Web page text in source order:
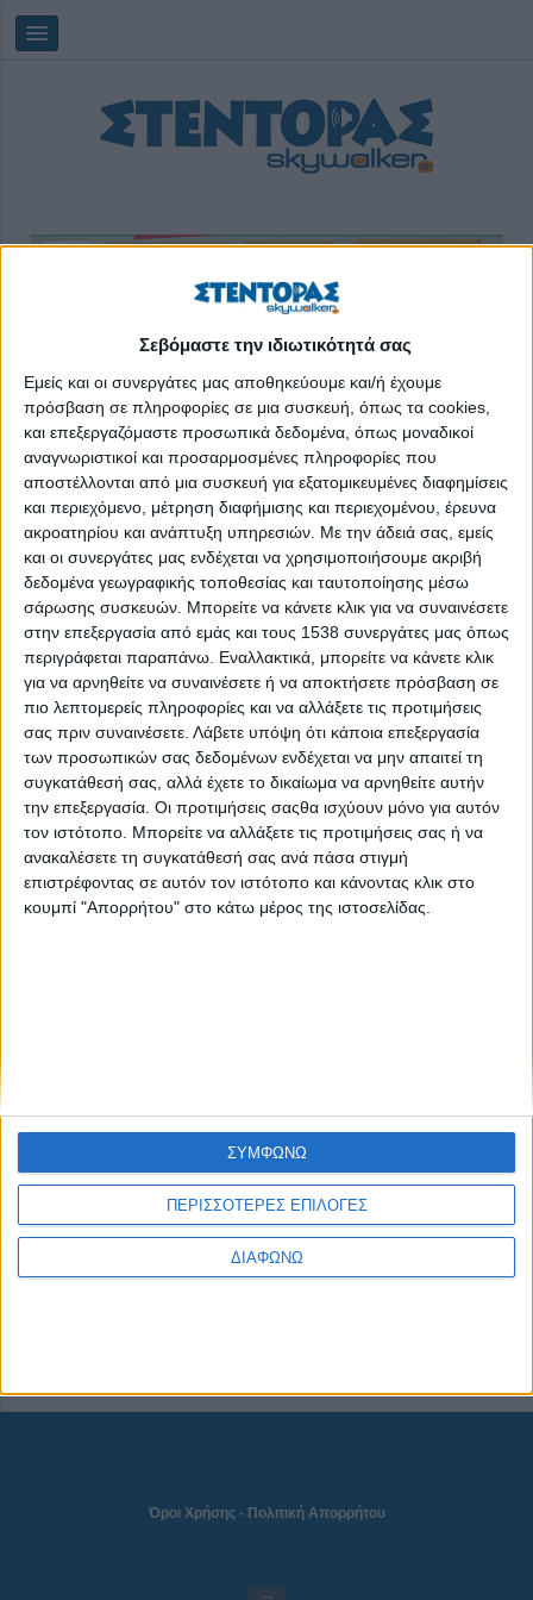
Σεβόμαστε την ιδιωτικότητά σας
Εμείς και οι συνεργάτες μας αποθηκεύουμε και/ή έχουμε
πρόσβαση σε πληροφορίες σε μια συσκευή, όπως τα cookies,
και επεξεργαζόμαστε προσωπικά δεδομένα, όπως μοναδικοί
αναγνωριστικοί και προσαρμοσμένες πληροφορίες που
αποστέλλονται από μια συσκευή για εξατομικευμένες διαφημίσεις
και περιεχόμενο, μέτρηση διαφήμισης και περιεχομένου, έρευνα
ακροατηρίου και ανάπτυξη υπηρεσιών. Με την άδειά σας, εμείς
και οι συνεργάτες μας ενδέχεται να χρησιμοποιήσουμε ακριβή
δεδομένα γεωγραφικής τοποθεσίας και ταυτοποίησης μέσω
σάρωσης συσκευών. Μπορείτε να κάνετε κλικ για να συναινέσετε
στην επεξεργασία από εμάς και τους 1538 συνεργάτες μας όπως
περιγράφεται παραπάνω. Εναλλακτικά, μπορείτε να κάνετε κλικ
για να αρνηθείτε να συναινέσετε ή να αποκτήσετε πρόσβαση σε
πιο λεπτομερείς πληροφορίες και να αλλάξετε τις προτιμήσεις
σας πριν συναινέσετε. Λάβετε υπόψη ότι κάποια επεξεργασία
των προσωπικών σας δεδομένων ενδέχεται να μην απαιτεί τη
συγκατάθεσή σας, αλλά έχετε το δικαίωμα να αρνηθείτε αυτήν
την επεξεργασία. Οι προτιμήσεις σαςθα ισχύουν μόνο για αυτόν
τον ιστότοπο. Μπορείτε να αλλάξετε τις προτιμήσεις σας ή να
ανακαλέσετε τη συγκατάθεσή σας ανά πάσα στιγμή
επιστρέφοντας σε αυτόν τον ιστότοπο και κάνοντας κλικ στο
κουμπί "Απορρήτου" στο κάτω μέρος της ιστοσελίδας.
ΠΕΡΙΣΣΟΤΕΡΕΣ ΕΠΙΛΟΓΕΣ
ΔΙΑΦΩΝΩ
ΣΥΜΦΩΝΩ
Saturday, 08/08/202615:57:50
εξοικονόμηση ενέργειας
«Σχολεία ανοιχτά στην προστασία του κλίματος και στην
εξοικονόμηση ενέργειας»
Εκπαιδευτικό πρόγραμμα από τη ΔΕΗ για την
εξοικονόμηση ενέργειας
Ευρωπαϊκές βιομηχανίες: Πρωτοβουλία για τη χρήση
ανανεώσιμων πηγών ενέργειας
Όροι Χρήσης- Πολιτική Απορρήτου